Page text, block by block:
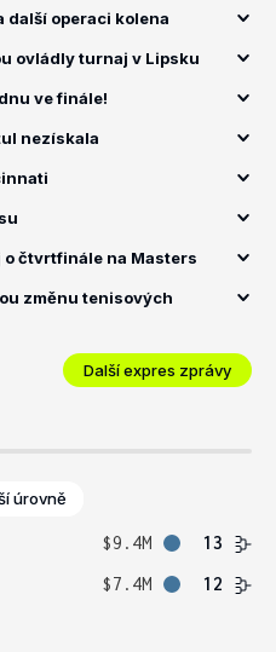
další operaci kolena
ovládly turnaj v Lipsku
ve finále!
nezískala
o čtvrtfinále na Masters
změnu tenisových
Další expres zprávy
úrovně
$9.4M
13
$7.4M 12